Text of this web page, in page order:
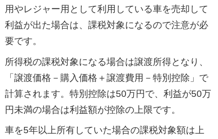
用やレジャー用として利用している車を売却して
利益が出た場合は、課税対象になるので注意が必
要です。
所得税の課税対象になる場合は譲渡所得となり、
「譲渡価格－購入価格＋譲渡費用－特別控除」で
計算されます。特別控除は50万円で、利益が50万
円未満の場合は利益額が控除の上限です。
車を5年以上所有していた場合の課税対象額は上